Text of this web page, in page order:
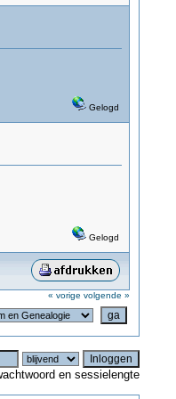
Gelogd
Gelogd
« vorige volgende »
en sessielengte